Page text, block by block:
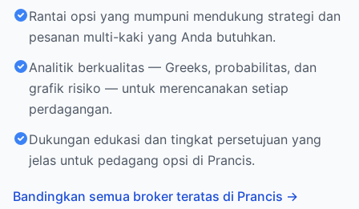
Rantai opsi yang mumpuni mendukung strategi dan
pesanan multi-kaki yang Anda butuhkan.
Analitik berkualitas — Greeks, probabilitas, dan
grafik risiko — untuk merencanakan setiap
perdagangan.
Dukungan edukasi dan tingkat persetujuan yang
jelas untuk pedagang opsi di Prancis.
Bandingkan semua broker teratas di Prancis →